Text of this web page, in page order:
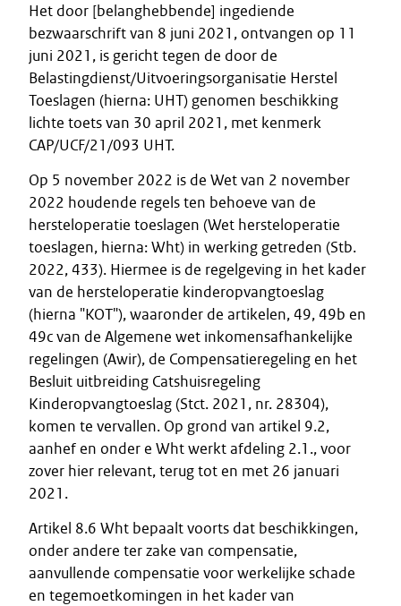
Het door [belanghebbende] ingediende
bezwaarschrift van 8 juni 2021, ontvangen op 11
juni 2021, is gericht tegen de door de
Belastingdienst/Uitvoeringsorganisatie Herstel
Toeslagen (hierna: UHT) genomen beschikking
lichte toets van 30 april 2021, met kenmerk
CAP/UCF/21/093 UHT.
Op 5 november 2022 is de Wet van 2 november
2022 houdende regels ten behoeve van de
hersteloperatie toeslagen (Wet hersteloperatie
toeslagen, hierna: Wht) in werking getreden (Stb.
2022, 433). Hiermee is de regelgeving in het kader
van de hersteloperatie kinderopvangtoeslag
(hierna "KOT"), waaronder de artikelen, 49, 49b en
49c van de Algemene wet inkomensafhankelijke
regelingen (Awir), de Compensatieregeling en het
Besluit uitbreiding Catshuisregeling
Kinderopvangtoeslag (Stct. 2021, nr. 28304),
komen te vervallen. Op grond van artikel 9.2,
aanhef en onder e Wht werkt afdeling 2.1., voor
zover hier relevant, terug tot en met 26 januari
2021.
Artikel 8.6 Wht bepaalt voorts dat beschikkingen,
onder andere ter zake van compensatie,
aanvullende compensatie voor werkelijke schade
en tegemoetkomingen in het kader van